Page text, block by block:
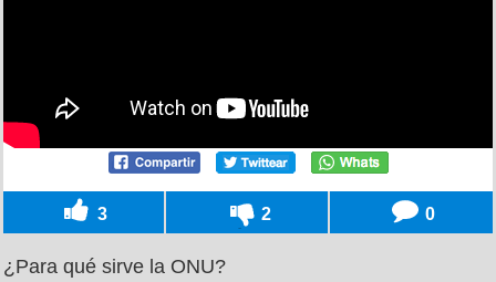
3 2 0
¿Para qué sirve la ONU?